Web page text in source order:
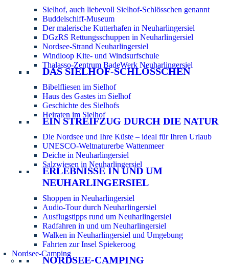
Sielhof, auch liebevoll Sielhof-Schlösschen genannt
Buddelschiff-Museum
Der malerische Kutterhafen in Neuharlingersiel
DGzRS Rettungsschuppen in Neuharlingersiel
Nordsee-Strand Neuharlingersiel
Windloop Kite- und Windsurfschule
Thalasso-Zentrum BadeWerk Neuharlingersiel
DAS SIELHOF-SCHLÖSSCHEN
Bibelfliesen im Sielhof
Haus des Gastes im Sielhof
Geschichte des Sielhofs
Heiraten im Sielhof
EIN STREIFZUG DURCH DIE NATUR
Die Nordsee und Ihre Küste – ideal für Ihren Urlaub
UNESCO-Weltnaturerbe Wattenmeer
Deiche in Neuharlingersiel
Salzwiesen in Neuharlingersiel
ERLEBNISSE IN UND UM
NEUHARLINGERSIEL
Shoppen in Neuharlingersiel
Audio-Tour durch Neuharlingersiel
Ausflugstipps rund um Neuharlingersiel
Radfahren in und um Neuharlingersiel
Walken in Neuharlingersiel und Umgebung
Fahrten zur Insel Spiekeroog
Nordsee-Camping
NORDSEE-CAMPING